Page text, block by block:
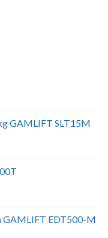
GAMLIFT SLT15M
GAMLIFT EDT500-M